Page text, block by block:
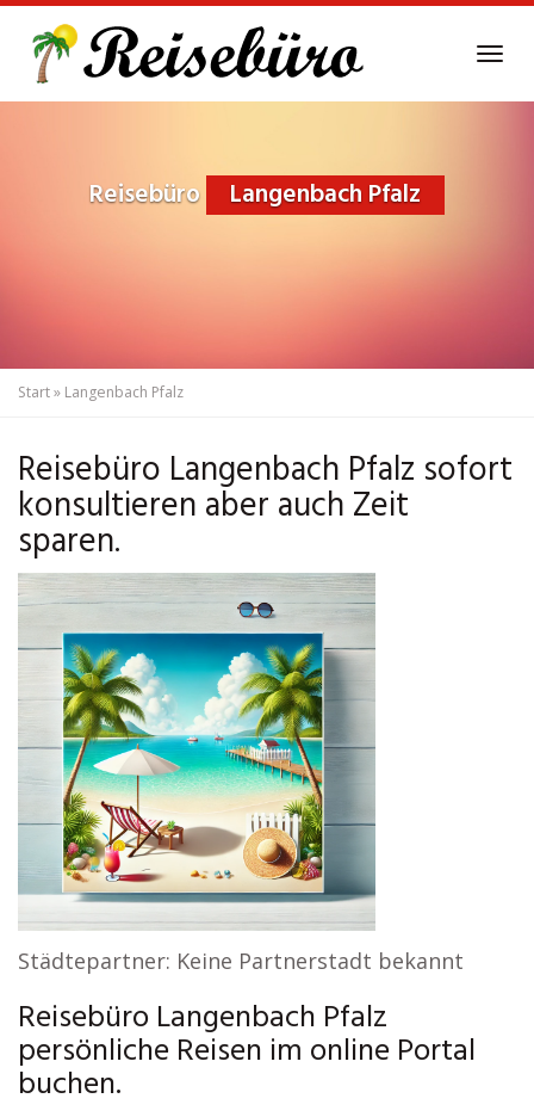
main
Reisebüro Langenbach Pfalz
Start» Langenbach Pfalz
Reisebüro Langenbach Pfalz sofort
konsultieren aber auch Zeit
sparen.
Städtepartner: Keine Partnerstadt bekannt
Reisebüro Langenbach Pfalz
persönliche Reisen im online Portal
buchen.